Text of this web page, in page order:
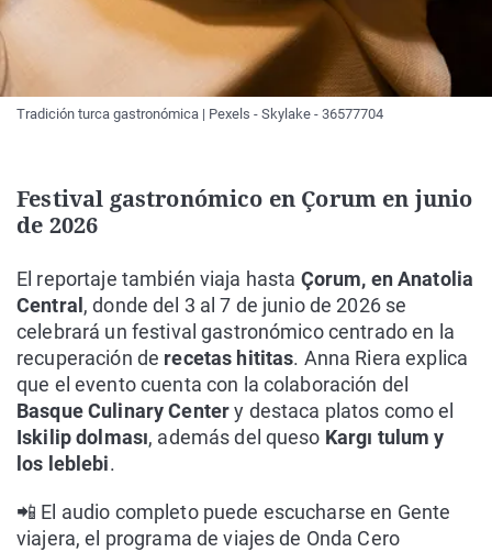
Tradición turca gastronómica | Pexels - Skylake - 36577704
Festival gastronómico en Çorum en junio
de 2026
El reportaje también viaja hasta Çorum, en Anatolia
Central , donde del 3 al 7 de junio de 2026 se
celebrará un festival gastronómico centrado en la
recuperación de recetas hititas. Anna Riera explica
que el evento cuenta con la colaboración del
Basque Culinary Centery destaca platos como el
Iskilip dolması, además del queso Kargı tulum y
los leblebi.
📲 El audio completo puede escucharse en Gente
viajera, el programa de viajes de Onda Cero